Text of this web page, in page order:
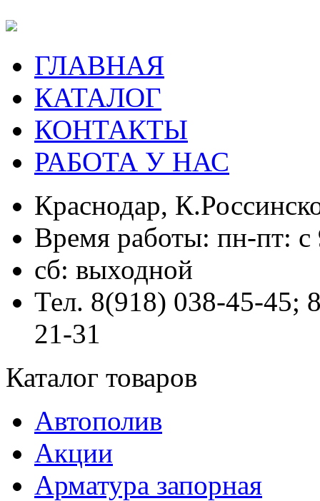
ГЛАВНАЯ
КАТАЛОГ
КОНТАКТЫ
РАБОТА У НАС
Краснодар,
Время работы: пн-пт:
сб: выходной
Тел. 8(918) 038-45-45;
21-31
Каталог товаров
Автополив
Акции
Арматура запорная